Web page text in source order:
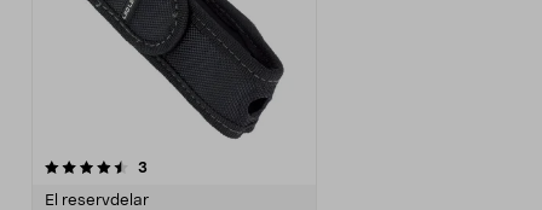
3
El reservdelar